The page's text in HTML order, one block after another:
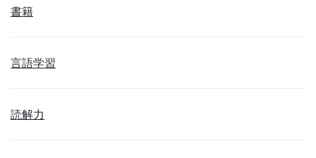
書籍
言語学習
読解力